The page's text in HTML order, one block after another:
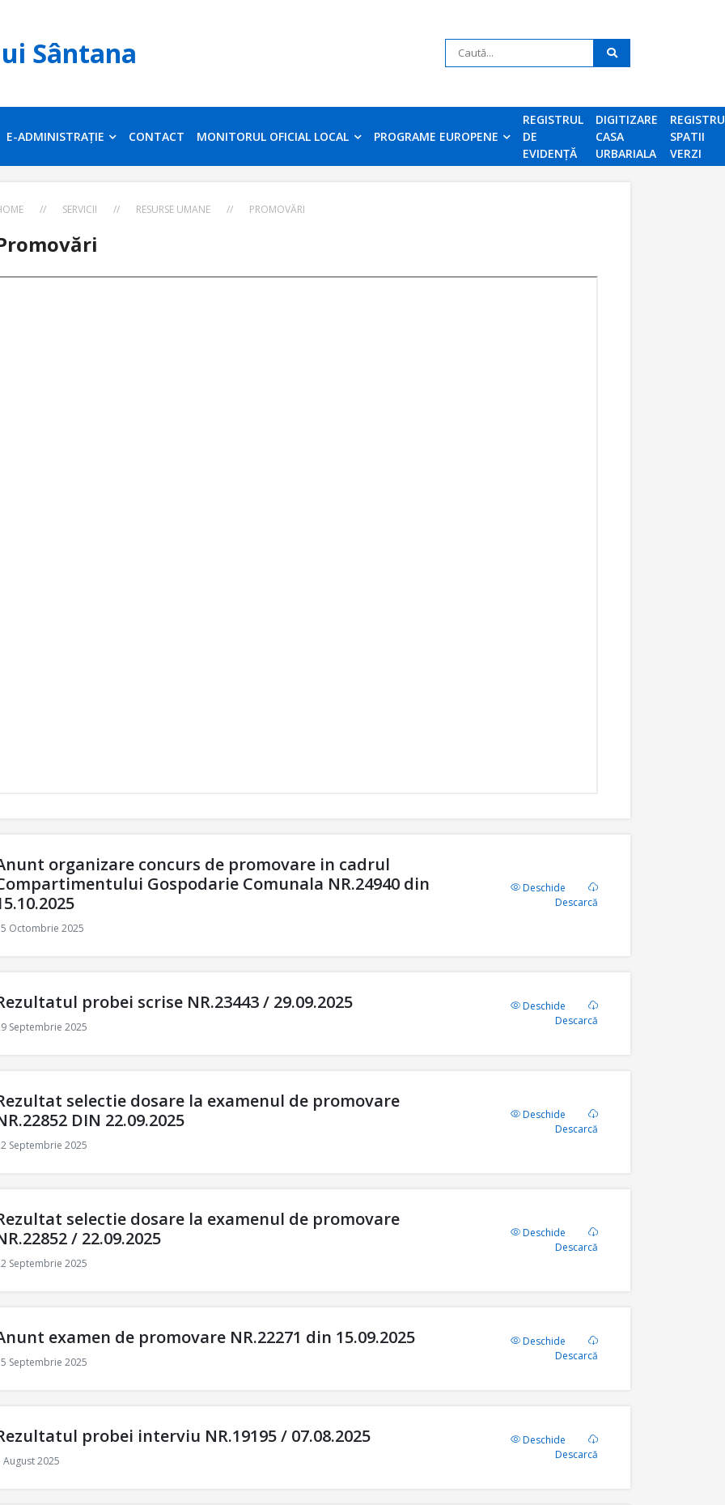
Sântana
E-ADMINISTRAȚIE CONTACT MONITORUL OFICIAL LOCAL PROGRAME EUROPENE
REGISTRUL
DE
EVIDENȚĂ
DIGITIZARE
CASA
URBARIALA
REGISTRU
SPATII
VERZI
// SERVICII // RESURSE UMANE // PROMOVĂRI
organizare concurs de promovare in cadrul
Gospodarie Comunala NR.24940 din
Octombrie 2025
Deschide
Descarcă
probei scrise NR.23443 / 29.09.2025
Septembrie 2025
Deschide
Descarcă
selectie dosare la examenul de promovare
DIN 22.09.2025
Septembrie 2025
Deschide
Descarcă
selectie dosare la examenul de promovare
/ 22.09.2025
Septembrie 2025
Deschide
Descarcă
examen de promovare NR.22271 din 15.09.2025
Septembrie 2025
Deschide
Descarcă
probei interviu NR.19195 / 07.08.2025
August 2025
Deschide
Descarcă